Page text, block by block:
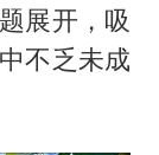
展开，吸
不乏未成